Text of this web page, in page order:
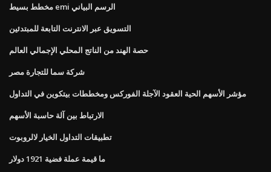
مخطط بسيط emi الرسم البياني
التسويق عبر الانترنت التابعة للمبتدئين
حصة الهند من الناتج المحلي الإجمالي العالم
شركة سما للتجارة مصر
مؤشر الأسهم الحية العقود الآجلة الفوركس ومخططات بيتكوين في التداول
الارتباط بين آلة حاسبة الأسهم
تطبيقات التداول الخيار لالروبوت
ما قيمة عملة فضية 1921 دولار